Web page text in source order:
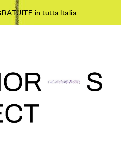
in tutta Italia